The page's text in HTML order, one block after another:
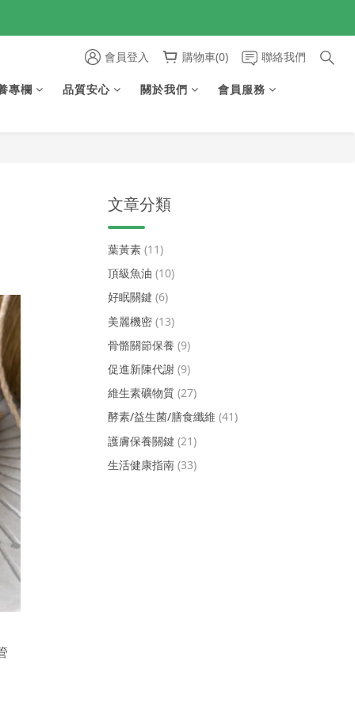
購免運🆓
購免運🆓
會員登入 購物車(0) 聯絡我們
專欄 品質安心 關於我們 會員服務
文章分類
葉黃素 (11)
頂級魚油 (10)
好眠關鍵 (6)
美麗機密 (13)
骨骼關節保養 (9)
促進新陳代謝 (9)
維生素礦物質 (27)
酵素/益生菌/膳食纖維 (41)
護膚保養關鍵 (21)
生活健康指南 (33)